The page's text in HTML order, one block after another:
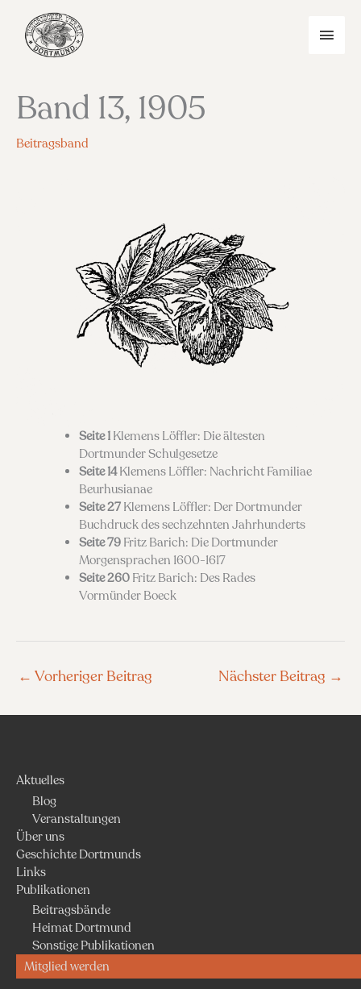
Inhalt
springen
Band 13, 1905
Beitragsband
Seite 1Klemens Löffler: Die ältesten
Dortmunder Schulgesetze
Seite 14Klemens Löffler: Nachricht Familiae
Beurhusianae
Seite 27Klemens Löffler: Der Dortmunder
Buchdruck des sechzehnten Jahrhunderts
Seite 79Fritz Barich: Die Dortmunder
Morgensprachen 1600-1617
Seite 260Fritz Barich: Des Rades
Vormünder Boeck
← Vorheriger Beitrag Nächster Beitrag →
Aktuelles
Blog
Veranstaltungen
Über uns
Geschichte Dortmunds
Links
Publikationen
Beitragsbände
Heimat Dortmund
Sonstige Publikationen
Mitglied werden